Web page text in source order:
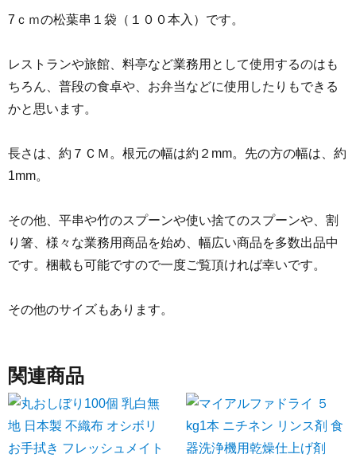
7ｃｍの松葉串１袋（１００本入）です。
レストランや旅館、料亭など業務用として使用するのはも
ちろん、普段の食卓や、お弁当などに使用したりもできる
かと思います。
長さは、約７ＣＭ。根元の幅は約２mm。先の方の幅は、約
1mm。
その他、平串や竹のスプーンや使い捨てのスプーンや、割
り箸、様々な業務用商品を始め、幅広い商品を多数出品中
です。梱載も可能ですので一度ご覧頂ければ幸いです。
その他のサイズもあります。
関連商品